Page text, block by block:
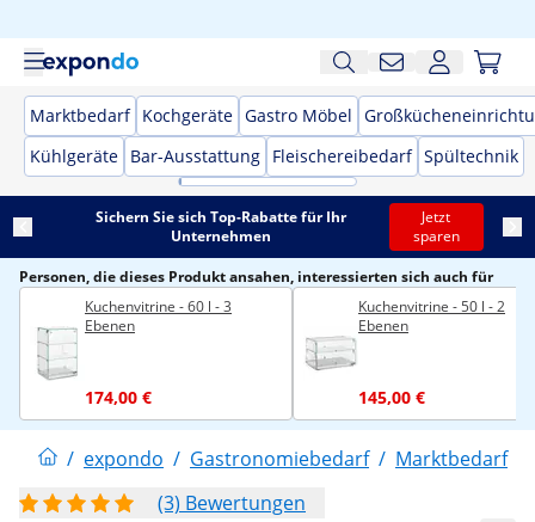
Marktbedarf Kochgeräte Gastro Möbel
Kühlgeräte Bar-Ausstattung Fleischereibedarf Spültechnik
Sichern Sie sich Top-Rabatte für Ihr
Unternehmen
Jetzt
sparen
Personen, die dieses Produkt ansahen, interessierten sich auch für
Kuchenvitrine - 60 l - 3
Ebenen
174,00 €
Kuchenvitrine - 50 l - 2
Ebenen
145,00 €
/ expondo / Gastronomiebedarf / Marktbedarf
(3) Bewertungen